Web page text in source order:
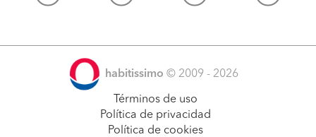
habitissimo © 2009 - 2026
Términos de uso
Política de privacidad
Política de cookies